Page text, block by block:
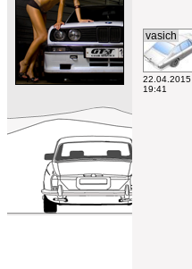
vasich
22.04.2015
19:41